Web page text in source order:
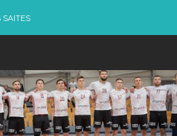
SAITES